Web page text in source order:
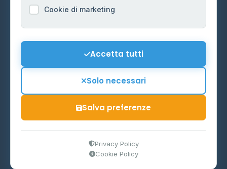
Preferenze Cookie
Mappa del sito
P.IVA 03859300364
Ministero delle Imprese e del Made in Italy
Cookie di marketing
Accetta tutti
Solo necessari
Salva preferenze
Privacy Policy
Cookie Policy